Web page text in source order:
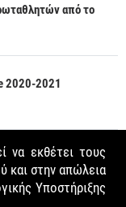
από το
2020-2021
να εκθέτει τους
και στην απώλεια
Υποστήριξης